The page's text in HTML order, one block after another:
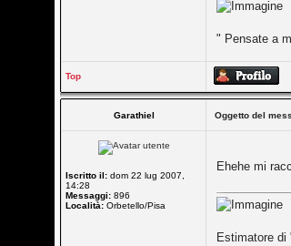
" Pensate a
Top
Garathiel Oggetto del
Iscritto il: dom 22 lug 2007,
14:28
Messaggi: 896
Località: Orbetello/Pisa
Ehehe mi
Estimatore di